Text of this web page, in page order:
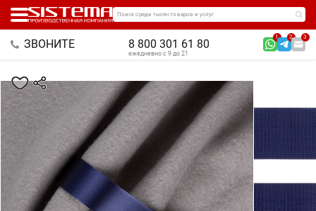
Поиск среди тысяч товаров и услуг
ЗВОНИТЕ 8 800 301 61 80
1 2 3
ежедневно с 9 до 21